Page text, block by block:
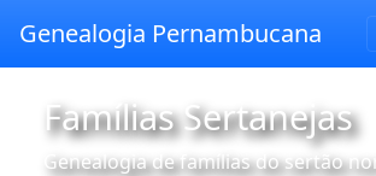
Genealogia Pernambucana
Famílias Sertanejas
Genealogia de famílias do sertão